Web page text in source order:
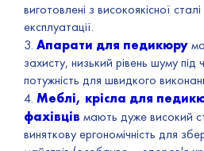
виготовлені з високоякісної
експлуатації.
3. Апарати для педикюру
захисту, низький рівень шуму
потужність для швидкого
4. Меблі, крісла для
фахівців мають дуже високий
виняткову ергономічність для